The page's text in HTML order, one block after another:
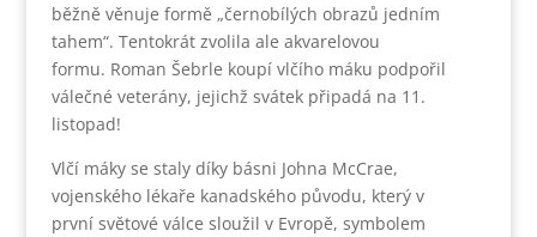
běžně věnuje formě „černobílých obrazů jedním
tahem“. Tentokrát zvolila ale akvarelovou
formu. Roman Šebrle koupí vlčího máku podpořil
válečné veterány, jejichž svátek připadá na 11.
listopad!
Vlčí máky se staly díky básni Johna McCrae,
vojenského lékaře kanadského původu, který v
první světové válce sloužil v Evropě, symbolem